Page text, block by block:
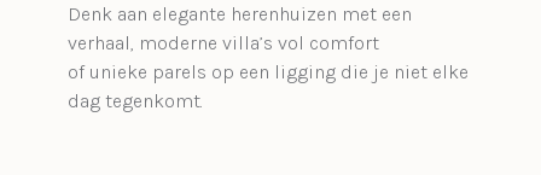
Denk aan elegante herenhuizen met een
verhaal, moderne villa’s vol comfort
of unieke parels op een ligging die je niet elke
dag tegenkomt.